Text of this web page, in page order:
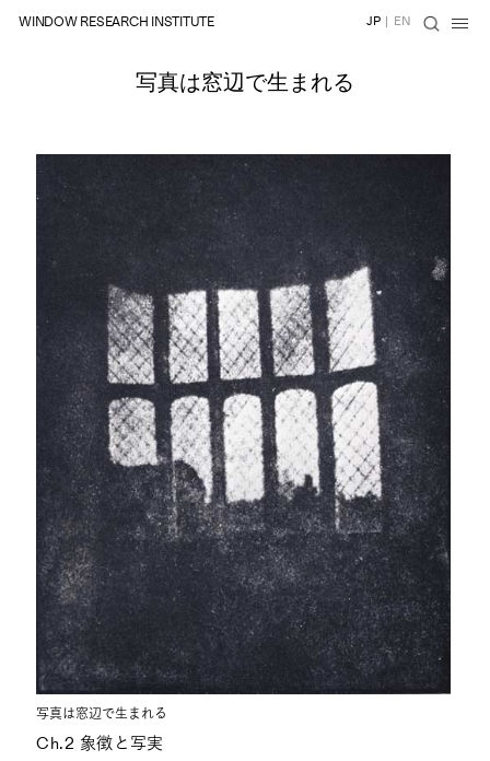
WINDOW RESEARCH INSTITUTE JP | EN
写真は窓辺で生まれる
写真は窓辺で生まれる
Ch.2 象徴と写実